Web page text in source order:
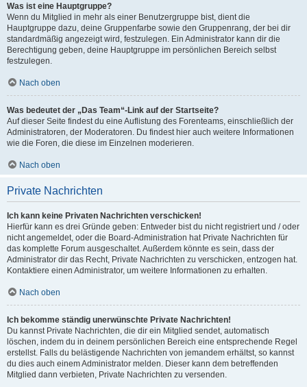
Was ist eine Hauptgruppe?
Wenn du Mitglied in mehr als einer Benutzergruppe bist, dient die
Hauptgruppe dazu, deine Gruppenfarbe sowie den Gruppenrang, der bei dir
standardmäßig angezeigt wird, festzulegen. Ein Administrator kann dir die
Berechtigung geben, deine Hauptgruppe im persönlichen Bereich selbst
festzulegen.
Nach oben
Was bedeutet der „Das Team“-Link auf der Startseite?
Auf dieser Seite findest du eine Auflistung des Forenteams, einschließlich der
Administratoren, der Moderatoren. Du findest hier auch weitere Informationen
wie die Foren, die diese im Einzelnen moderieren.
Nach oben
Private Nachrichten
Ich kann keine Privaten Nachrichten verschicken!
Hierfür kann es drei Gründe geben: Entweder bist du nicht registriert und / oder
nicht angemeldet, oder die Board-Administration hat Private Nachrichten für
das komplette Forum ausgeschaltet. Außerdem könnte es sein, dass der
Administrator dir das Recht, Private Nachrichten zu verschicken, entzogen hat.
Kontaktiere einen Administrator, um weitere Informationen zu erhalten.
Nach oben
Ich bekomme ständig unerwünschte Private Nachrichten!
Du kannst Private Nachrichten, die dir ein Mitglied sendet, automatisch
löschen, indem du in deinem persönlichen Bereich eine entsprechende Regel
erstellst. Falls du belästigende Nachrichten von jemandem erhältst, so kannst
du dies auch einem Administrator melden. Dieser kann dem betreffenden
Mitglied dann verbieten, Private Nachrichten zu versenden.